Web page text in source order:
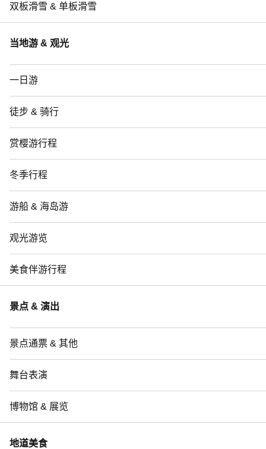
双板滑雪 & 单板滑雪
当地游 & 观光
一日游
徒步 & 骑行
赏樱游行程
冬季行程
游船 & 海岛游
观光游览
美食伴游行程
景点 & 演出
景点通票 & 其他
舞台表演
博物馆 & 展览
地道美食